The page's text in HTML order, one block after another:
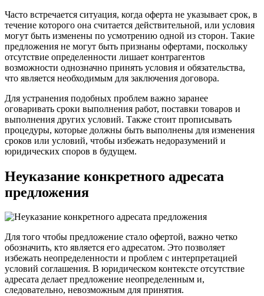
Часто встречается ситуация, когда оферта не указывает срок, в
течение которого она считается действительной, или условия
могут быть изменены по усмотрению одной из сторон. Такие
предложения не могут быть признаны офертами, поскольку
отсутствие определенности лишает контрагентов
возможности однозначно принять условия и обязательства,
что является необходимым для заключения договора.
Для устранения подобных проблем важно заранее
оговаривать сроки выполнения работ, поставки товаров и
выполнения других условий. Также стоит прописывать
процедуры, которые должны быть выполнены для изменения
сроков или условий, чтобы избежать недоразумений и
юридических споров в будущем.
Неуказание конкретного адресата
предложения
Для того чтобы предложение стало офертой, важно четко
обозначить, кто является его адресатом. Это позволяет
избежать неопределенности и проблем с интерпретацией
условий соглашения. В юридическом контексте отсутствие
адресата делает предложение неопределенным и,
следовательно, невозможным для принятия.